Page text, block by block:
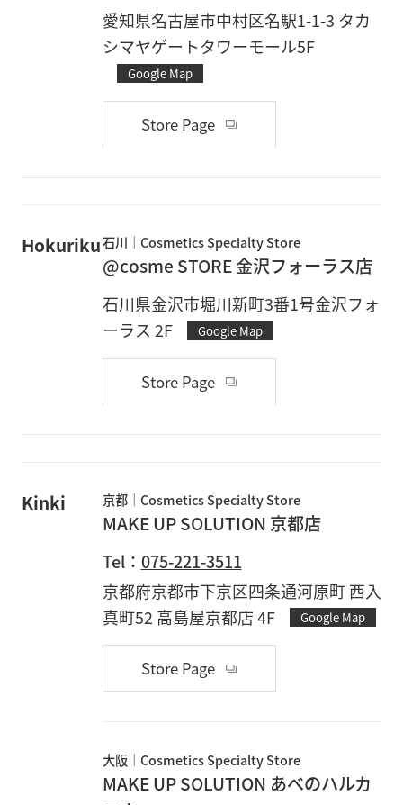
愛知県名古屋市中村区名駅1-1-3 タカ
シマヤゲートタワーモール5F
Google Map
Store Page
Hokuriku石川 Cosmetics Specialty Store
@cosme STORE 金沢フォーラス店
石川県金沢市堀川新町3番1号金沢フォ
ーラス 2F
Google Map
Store Page
Kinki 京都 Cosmetics Specialty Store
MAKE UP SOLUTION 京都店
Tel： 075-221-3511
京都府京都市下京区四条通河原町 西入
真町52 高島屋京都店 4F
Google Map
Store Page
大阪 Cosmetics Specialty Store
MAKE UP SOLUTION あべのハルカ